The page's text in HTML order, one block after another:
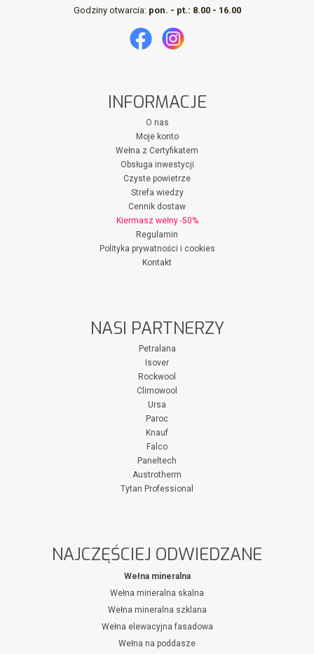
Godziny otwarcia: pon. - pt.: 8.00 - 16.00
INFORMACJE
O nas
Moje konto
Wełna z Certyfikatem
Obsługa inwestycji
Czyste powietrze
Strefa wiedzy
Cennik dostaw
Kiermasz wełny -50%
Regulamin
Polityka prywatności i cookies
Kontakt
NASI PARTNERZY
Petralana
Isover
Rockwool
Climowool
Ursa
Paroc
Knauf
Falco
Paneltech
Austrotherm
Tytan Professional
NAJCZĘŚCIEJ ODWIEDZANE
Wełna mineralna
Wełna mineralna skalna
Wełna mineralna szklana
Wełna elewacyjna fasadowa
Wełna na poddasze